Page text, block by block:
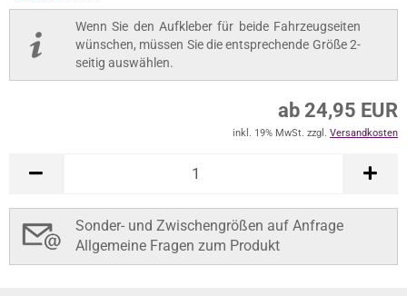
Wenn Sie den Aufkleber für beide Fahrzeugseiten
wünschen, müssen Sie die entsprechende Größe 2-
seitig auswählen.
ab 24,95 EUR
inkl. 19% MwSt. zzgl. Versandkosten
Sonder- und Zwischengrößen auf Anfrage
Allgemeine Fragen zum Produkt